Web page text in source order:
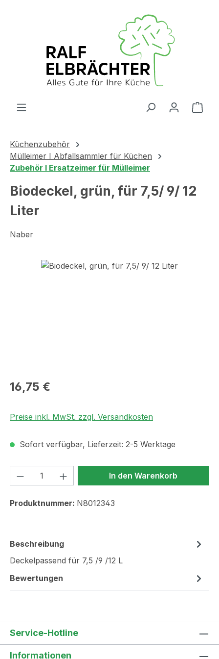
Küchenzubehör
Mülleimer I Abfallsammler für Küchen
Zubehör I Ersatzeimer für Mülleimer
Biodeckel, grün, für 7,5/ 9/ 12
Liter
Naber
Bildergalerie überspringen
Regulärer Preis:
16,75 €
Preise inkl. MwSt. zzgl. Versandkosten
Sofort verfügbar, Lieferzeit: 2-5 Werktage
Produkt Anzahl: Gib denIn den Warenkorb
Produktnummer: N8012343
Beschreibung
Deckelpassend für 7,5 /9 /12 L
Bewertungen
Service-Hotline
Informationen